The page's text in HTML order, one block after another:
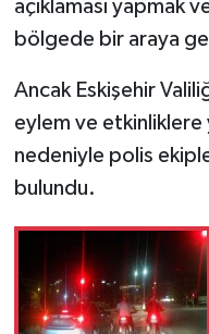
açıklaması yapmak
bölgede bir araya
Ancak Eskişehir
eylem ve etkinliklere
nedeniyle polis
bulundu.